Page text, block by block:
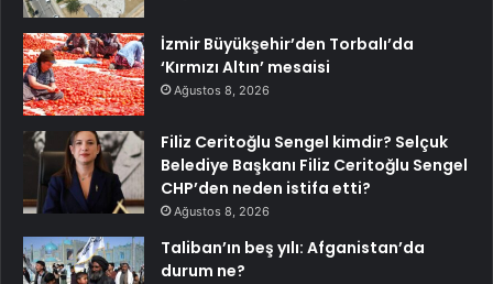
İzmir Büyükşehir’den Torbalı’da
‘Kırmızı Altın’ mesaisi
Ağustos 8, 2026
Filiz Ceritoğlu Sengel kimdir? Selçuk
Belediye Başkanı Filiz Ceritoğlu Sengel
CHP’den neden istifa etti?
Ağustos 8, 2026
Taliban’ın beş yılı: Afganistan’da
durum ne?